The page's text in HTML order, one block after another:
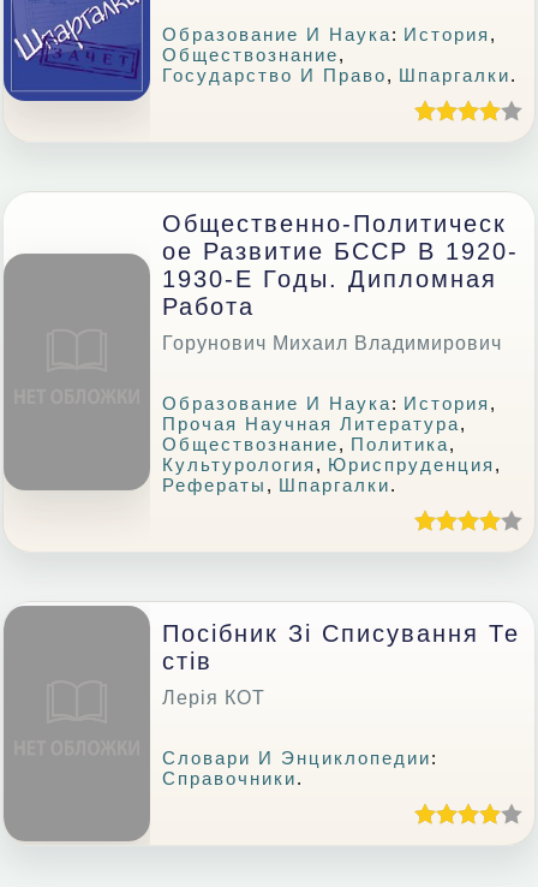
Образование И Наука: История ,
Обществознание,
Государство И Право, Шпаргалки.
Общественно-Политическ
Ое Развитие БССР В 1920-
1930-Е Годы. Дипломная
Работа
Горунович Михаил Владимирович
Образование И Наука: История ,
Прочая Научная Литература,
Обществознание, Политика,
Культурология , Юриспруденция ,
Рефераты , Шпаргалки.
Посібник Зі Списування Те
Стів
Лерія КОТ
Словари И Энциклопедии:
Справочники.